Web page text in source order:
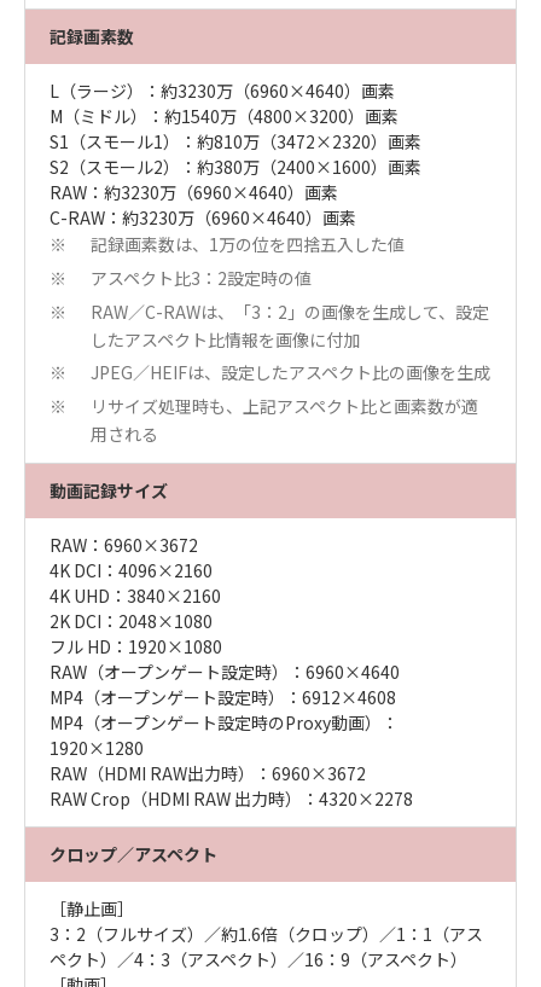
記録画素数
L（ラージ）：約3230万（6960×4640）画素
M（ミドル）：約1540万（4800×3200）画素
S1（スモール1）：約810万（3472×2320）画素
S2（スモール2）：約380万（2400×1600）画素
RAW：約3230万（6960×4640）画素
C-RAW：約3230万（6960×4640）画素
※ 記録画素数は、1万の位を四捨五入した値
※ アスペクト比3：2設定時の値
※
RAW／C-RAWは、「3：2」の画像を生成して、設定
したアスペクト比情報を画像に付加
※ JPEG／HEIFは、設定したアスペクト比の画像を生成
※
リサイズ処理時も、上記アスペクト比と画素数が適
用される
動画記録サイズ
RAW：6960×3672
4K DCI：4096×2160
4K UHD：3840×2160
2K DCI：2048×1080
フル HD：1920×1080
RAW（オープンゲート設定時）：6960×4640
MP4（オープンゲート設定時）：6912×4608
MP4（オープンゲート設定時のProxy動画）：
1920×1280
RAW（HDMI RAW出力時）：6960×3672
RAW Crop（HDMI RAW 出力時）：4320×2278
クロップ／アスペクト
［静止画］
3：2（フルサイズ）／約1.6倍（クロップ）／1：1（アス
ペクト）／4：3（アスペクト）／16：9（アスペクト）